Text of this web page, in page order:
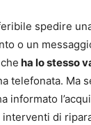
spedire
o un
ha lo stesso
telefonata. Ma
informato
di